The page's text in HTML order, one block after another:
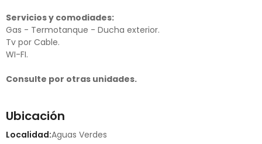
Servicios y comodiades:
Gas - Termotanque - Ducha exterior.
Tv por Cable.
WI-FI.
Consulte por otras unidades.
Ubicación
Localidad:Aguas Verdes